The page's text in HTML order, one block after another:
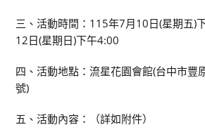
三、活動時間：115年7月10日(星期五)
12日(星期日)下午4:00
四、活動地點：流星花園會館(台中市豐
號)
五、活動內容：（詳如附件）